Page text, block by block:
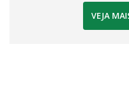
VEJA